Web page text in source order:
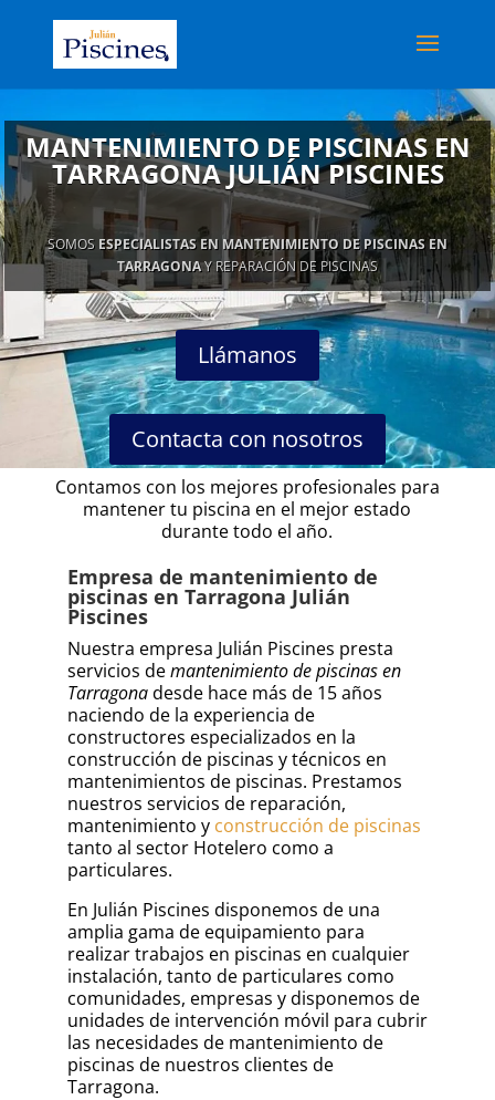
MANTENIMIENTO DE PISCINAS EN
TARRAGONA JULIÁN PISCINES
SOMOS ESPECIALISTAS EN MANTENIMIENTO DE PISCINAS EN
TARRAGONAY REPARACIÓN DE PISCINAS
Llámanos
Contacta con nosotros
Contamos con los mejores profesionales para
mantener tu piscina en el mejor estado
durante todo el año.
Empresa de mantenimiento de
piscinas en Tarragona Julián
Piscines
Nuestra empresa Julián Piscines presta
servicios demantenimiento de piscinas en
Tarragonadesde hace más de 15 años
naciendo de la experiencia de
constructores especializados en la
construcción de piscinas y técnicos en
mantenimientos de piscinas. Prestamos
nuestros servicios de reparación,
mantenimiento y construcción de piscinas
tanto al sector Hotelero como a
particulares.
En Julián Piscines disponemos de una
amplia gama de equipamiento para
realizar trabajos en piscinas en cualquier
instalación, tanto de particulares como
comunidades, empresas y disponemos de
unidades de intervención móvil para cubrir
las necesidades de mantenimiento de
piscinas de nuestros clientes de
Tarragona.